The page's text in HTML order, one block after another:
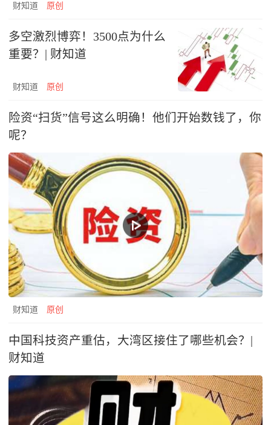
财知道 原创
多空激烈博弈！3500点为什么
重要？| 财知道
财知道 原创
险资“扫货”信号这么明确！他们开始数钱了，你
呢？
财知道 原创
中国科技资产重估，大湾区接住了哪些机会？|
财知道